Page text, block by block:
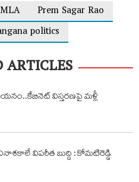
Prem Sagar Rao
politics
విస్తరణపై మళ్లీ
విపరీత బుద్ది : కోమటిరెడ్డి